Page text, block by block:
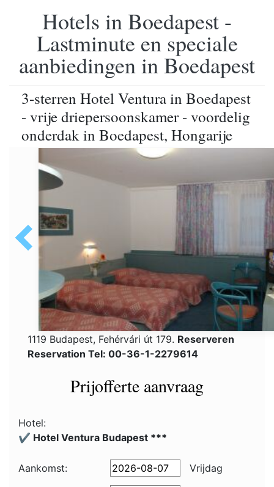
Hotels in Boedapest -
Lastminute en speciale
aanbiedingen in Boedapest
3-sterren Hotel Ventura in Boedapest
- vrije driepersoonskamer - voordelig
onderdak in Boedapest, Hongarije
1119 Budapest, Fehérvári út 179. Reserveren
Reservation Tel: 00-36-1-2279614
Prijofferte aanvraag
Hotel:
✔️ Hotel Ventura Budapest ***
Aankomst: Vrijdag